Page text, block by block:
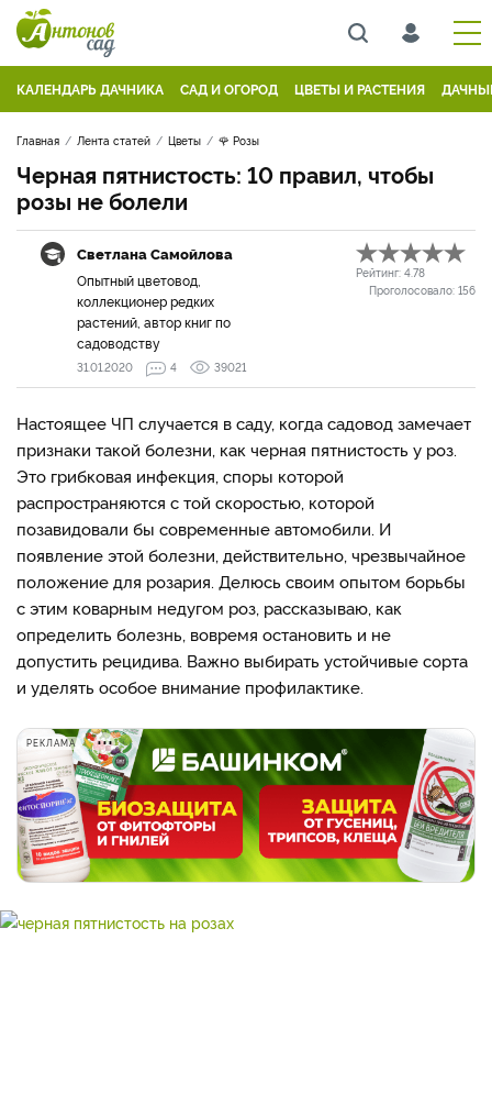
КАЛЕНДАРЬ ДАЧНИКА САД И ОГОРОД ЦВЕТЫ И РАСТЕНИЯ
Главная Лента статей Цветы 🌹 Розы
Черная пятнистость: 10 правил, чтобы
розы не болели
Светлана Самойлова
Опытный цветовод,
коллекционер редких
растений, автор книг по
садоводству
Рейтинг: 4.78
Проголосовало: 156
31.01.2020 4 39021
Настоящее ЧП случается в саду, когда садовод замечает
признаки такой болезни, как черная пятнистость у роз.
Это грибковая инфекция, споры которой
распространяются с той скоростью, которой
позавидовали бы современные автомобили. И
появление этой болезни, действительно, чрезвычайное
положение для розария. Делюсь своим опытом борьбы
с этим коварным недугом роз, рассказываю, как
определить болезнь, вовремя остановить и не
допустить рецидива. Важно выбирать устойчивые сорта
и уделять особое внимание профилактике.
РЕКЛАМА